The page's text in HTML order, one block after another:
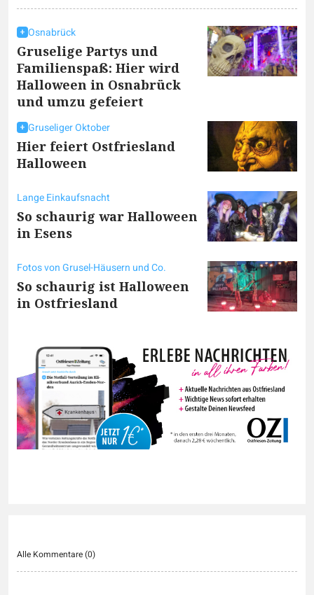
Osnabrück
Gruselige Partys und
Familienspaß: Hier wird
Halloween in Osnabrück
und umzu gefeiert
Gruseliger Oktober
Hier feiert Ostfriesland
Halloween
Lange Einkaufsnacht
So schaurig war Halloween
in Esens
Fotos von Grusel-Häusern und Co.
So schaurig ist Halloween
in Ostfriesland
Alle Kommentare (0)